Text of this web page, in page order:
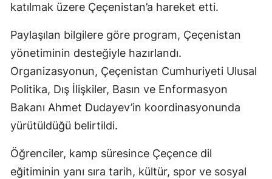
katılmak üzere Çeçenistan’a hareket etti.
Paylaşılan bilgilere göre program, Çeçenistan
yönetiminin desteğiyle hazırlandı.
Organizasyonun, Çeçenistan Cumhuriyeti Ulusal
Politika, Dış İlişkiler, Basın ve Enformasyon
Bakanı Ahmet Dudayev’in koordinasyonunda
yürütüldüğü belirtildi.
Öğrenciler, kamp süresince Çeçence dil
eğitiminin yanı sıra tarih, kültür, spor ve sosyal